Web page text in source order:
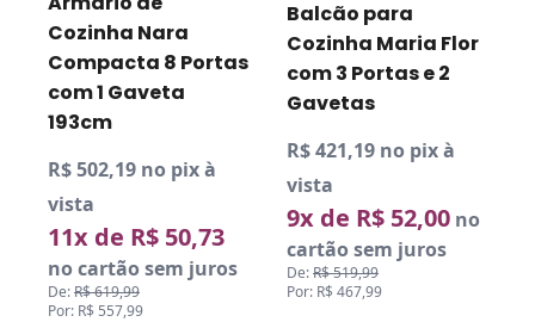
Cozinha Nara
Compacta 8 Portas
com 1 Gaveta
193cm
R$ 502,19 no pix à
vista
11x de R$ 50,73
no cartão sem juros
De:R$ 619,99
Por: R$ 557,99
Balcão para
Cozinha Maria Flor
com 3 Portas e 2
Gavetas
R$ 421,19 no pix à
vista
9x de R$ 52,00 no
cartão sem juros
De:R$ 519,99
Por: R$ 467,99